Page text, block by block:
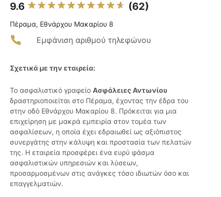
9.6 (62)
Πέραμα, Εθνάρχου Μακαρίου 8
Εμφάνιση αριθμού τηλεφώνου
Σχετικά με την εταιρεία:
Το ασφαλιστικό γραφείο Ασφάλειες Αντωνίου
δραστηριοποιείται στο Πέραμα, έχοντας την έδρα του
στην οδό Εθνάρχου Μακαρίου 8. Πρόκειται για μια
επιχείρηση με μακρά εμπειρία στον τομέα των
ασφαλίσεων, η οποία έχει εδραιωθεί ως αξιόπιστος
συνεργάτης στην κάλυψη και προστασία των πελατών
της. Η εταιρεία προσφέρει ένα ευρύ φάσμα
ασφαλιστικών υπηρεσιών και λύσεων,
προσαρμοσμένων στις ανάγκες τόσο ιδιωτών όσο και
επαγγελματιών.